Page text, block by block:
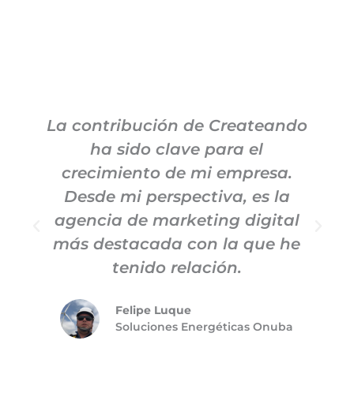
La contribución de Createando
ha sido clave para el
crecimiento de mi empresa.
Desde mi perspectiva, es la
agencia de marketing digital
más destacada con la que he
tenido relación.
Felipe Luque
Soluciones Energéticas Onuba